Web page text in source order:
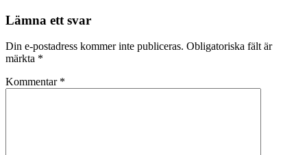
Lämna ett svar
Din e-postadress kommer inte publiceras. Obligatoriska fält är
märkta *
Kommentar *